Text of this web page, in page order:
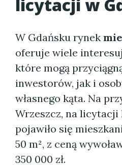
licytacji w
W Gdańsku rynek
oferuje wiele
które mogą
inwestorów, jak i
własnego kąta. Na
Wrzeszcz, na
pojawiło się
50 m², z ceną
350 000 zł.